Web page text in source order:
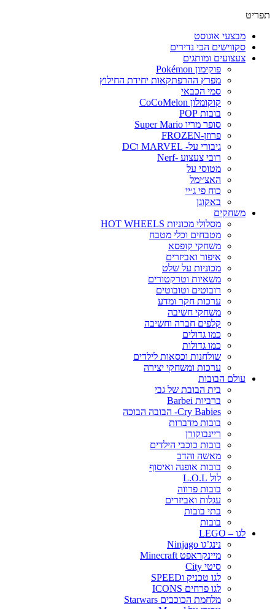
מבצעי אוגוסט
סקווישים הכי נדירים
צעצועים ומותגים
פוקימון Pokémon
מפרץ ההרפתקאות יחידת החילוץ
סמי הכבאי
קוקומלון CoCoMelon
בובות POP
סופר מריו Super Mario
פרוזן-FROZEN
גיבורי על- MARVEL וDC
רובי צעצוע -Nerf
מטוסי על
האצ׳ימל
כוח פי ג׳יי
באקוגן
משחקים
מסלולי מכוניות HOT WHEELS
מטבחים וכלי מטבח
משחקי קופסא
איפור ואביזרים
מכוניות על שלט
משאיות וטרקטורים
רובוטים וטובוטים
ערכות חקר ומדע
משחקי חשיבה
קלפים חברה וחשיבה
כמו גדולים
כמו גדולות
שולחנות וכסאות לילדים
ערכות ומשחקי יצירה
עולם הבובות
בית הבובת של גבי
ברביות Barbei
Cry Babies- הבובה הבוכה
בובות מדברות
ריינבוקורן
בובות כוכבי הילדים
מאשה והדב
בובות אופנה ואיסוף
לול L.O.L
בובות פרווה
עגלות ואביזרים
בתי בובות
בובות
לגו – LEGO
נינג’גו Ninjago
מיינקראפט Minecraft
סיטי City
לגו טכניק וSPEED
לגו פרחים ICONS
מלחמת הכוכבים Starwars